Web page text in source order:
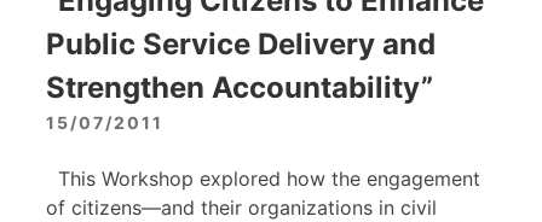
Public Service Delivery and
Strengthen Accountability”
15/07/2011
This Workshop explored how the engagement
of citizens—and their organizations in civil